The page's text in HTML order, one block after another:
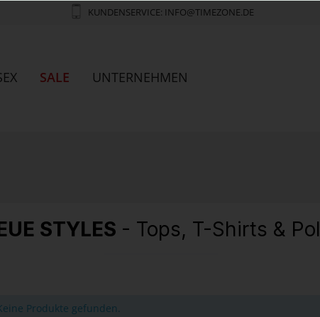
KUNDENSERVICE: INFO@TIMEZONE.DE
SALE UNTERNEHMEN
STYLES - Tops, T-Shirts &
Produkte gefunden.